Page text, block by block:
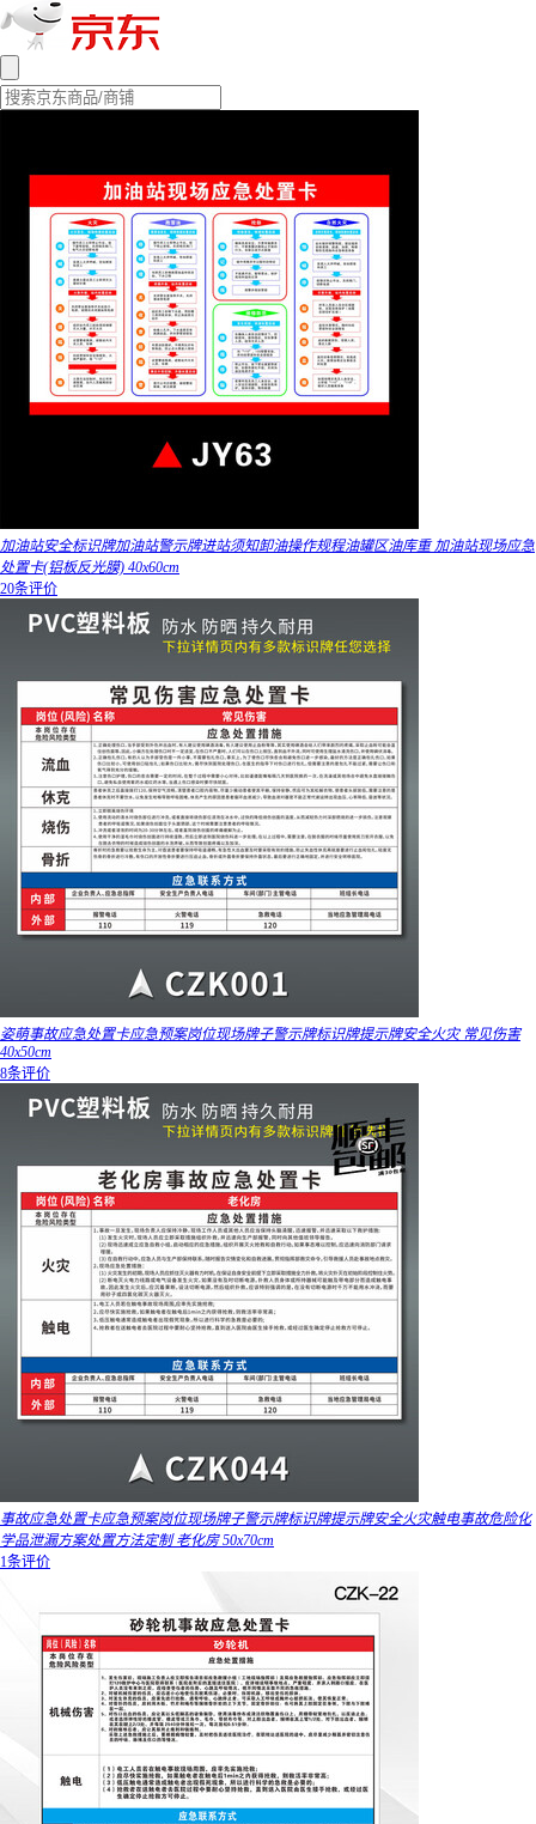
加油站安全标识牌加油站警示牌进站须知卸油操作规程油罐区油库重 加油站现场应急
处置卡(铝板反光膜) 40x60cm
20条评价
姿萌事故应急处置卡应急预案岗位现场牌子警示牌标识牌提示牌安全火灾 常见伤害
40x50cm
8条评价
事故应急处置卡应急预案岗位现场牌子警示牌标识牌提示牌安全火灾触电事故危险化
学品泄漏方案处置方法定制 老化房 50x70cm
1条评价